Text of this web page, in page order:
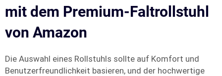
mit dem Premium-Faltrollstuhl
von Amazon
Die Auswahl eines Rollstuhls sollte auf Komfort und
Benutzerfreundlichkeit basieren, und der hochwertige